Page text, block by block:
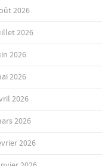
2026
2026
2026
2026
2026
2026
2026